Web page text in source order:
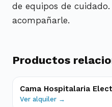
de equipos de
acompañarle.
Productos
Cama Hospitalaria
Ver alquiler →